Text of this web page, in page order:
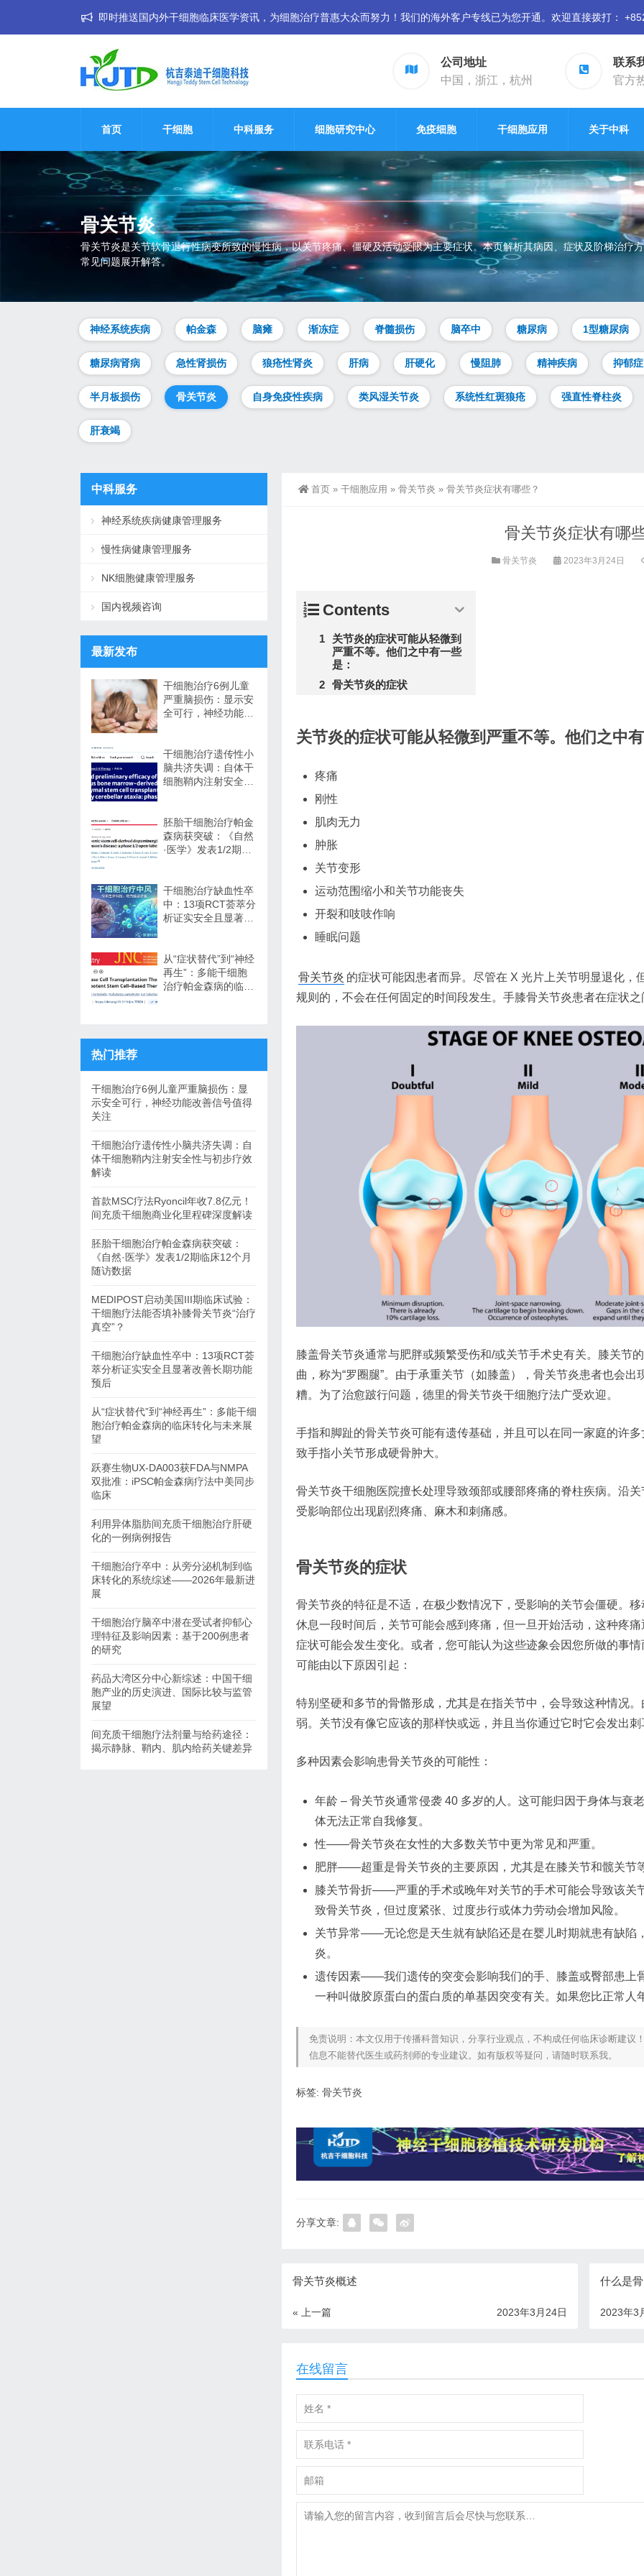
即时推送国内外干细胞临床医学资讯，为细胞治疗普惠大众而努力！我们的海外客户专线已为您开通。欢迎直接拨打：
公司地址
中国，浙江，杭州
联系
官方
首页 干细胞 中科服务 细胞研究中心 免疫细胞 干细胞应用 关于中科
骨关节炎
骨关节炎是关节软骨退行性病变所致的慢性病，以关节疼痛、僵硬及活动受限为主要症状。本页解析其病因、症状及阶梯治疗
常见问题展开解答。
神经系统疾病 帕金森 脑瘫 渐冻症 脊髓损伤 脑卒中 糖尿病 1型糖尿病
糖尿病肾病 急性肾损伤 狼疮性肾炎 肝病 肝硬化 慢阻肺 精神疾病 抑郁症
半月板损伤 骨关节炎 自身免疫性疾病 类风湿关节炎 系统性红斑狼疮 强直性脊柱炎
肝衰竭
首页 » 干细胞应用 » 骨关节炎 » 骨关节炎症状有哪些？
骨关节炎症状有哪
骨关节炎 2023年3月24日
Contents
关节炎的症状可能从轻微到
严重不等。他们之中有一些
是：
骨关节炎的症状
关节炎的症状可能从轻微到严重不等。他们之中
疼痛
刚性
肌肉无力
肿胀
关节变形
运动范围缩小和关节功能丧失
开裂和吱吱作响
睡眠问题
骨关节炎 的症状可能因患者而异。尽管在 X 光片上关节明显退化
规则的，不会在任何固定的时间段发生。手膝骨关节炎患者在症状
膝盖骨关节炎通常与肥胖或频繁受伤和/或关节手术史有关。膝关节
曲，称为“罗圈腿”。由于承重关节（如膝盖），骨关节炎患者也会
糟。为了治愈跛行问题，德里的骨关节炎干细胞疗法广受欢迎。
手指和脚趾的骨关节炎可能有遗传基础，并且可以在同一家庭的许
致手指小关节形成硬骨肿大。
骨关节炎干细胞医院擅长处理导致颈部或腰部疼痛的脊柱疾病。沿
受影响部位出现剧烈疼痛、麻木和刺痛感。
骨关节炎的症状
骨关节炎的特征是不适，在极少数情况下，受影响的关节会僵硬。
休息一段时间后，关节可能会感到疼痛，但一旦开始活动，这种疼
症状可能会发生变化。或者，您可能认为这些迹象会因您所做的事
可能由以下原因引起：
特别坚硬和多节的骨骼形成，尤其是在指关节中，会导致这种情况
弱。关节没有像它应该的那样快或远，并且当你通过它时它会发出
多种因素会影响患骨关节炎的可能性：
年龄 – 骨关节炎通常侵袭 40 多岁的人。这可能归因于身体与衰
体无法正常自我修复。
性——骨关节炎在女性的大多数关节中更为常见和严重。
肥胖——超重是骨关节炎的主要原因，尤其是在膝关节和髋关节
膝关节骨折——严重的手术或晚年对关节的手术可能会导致该关
致骨关节炎，但过度紧张、过度步行或体力劳动会增加风险。
关节异常——无论您是天生就有缺陷还是在婴儿时期就患有缺陷
炎。
遗传因素——我们遗传的突变会影响我们的手、膝盖或臀部患上
一种叫做胶原蛋白的蛋白质的单基因突变有关。如果您比正常
免责说明：本文仅用于传播科普知识，分享行业观点，不构成任何临床诊断建议
信息不能替代医生或药剂师的专业建议。如有版权等疑问，请随时联系我。
标签: 骨关节炎
分享文章:
骨关节炎概述
« 上一篇 2023年3月24日
什么是
2023年3
在线留言
中科服务
神经系统疾病健康管理服务
慢性病健康管理服务
NK细胞健康管理服务
国内视频咨询
最新发布
干细胞治疗6例儿童
严重脑损伤：显示安
全可行，神经功能改
干细胞治疗遗传性小
脑共济失调：自体干
细胞鞘内注射安全性
胚胎干细胞治疗帕金
森病获突破：《自然
·医学》发表1/2期临
干细胞治疗缺血性卒
中：13项RCT荟萃分
析证实安全且显著改
从“症状替代”到“神经
再生”：多能干细胞
治疗帕金森病的临床
热门推荐
干细胞治疗6例儿童严重脑损伤：显
示安全可行，神经功能改善信号值得
关注
干细胞治疗遗传性小脑共济失调：自
体干细胞鞘内注射安全性与初步疗效
解读
首款MSC疗法Ryoncil年收7.8亿元！
间充质干细胞商业化里程碑深度解读
胚胎干细胞治疗帕金森病获突破：
《自然·医学》发表1/2期临床12个月
随访数据
MEDIPOST启动美国III期临床试验：
干细胞疗法能否填补膝骨关节炎“治疗
真空”？
干细胞治疗缺血性卒中：13项RCT荟
萃分析证实安全且显著改善长期功能
预后
从“症状替代”到“神经再生”：多能干细
胞治疗帕金森病的临床转化与未来展
望
跃赛生物UX-DA003获FDA与NMPA
双批准：iPSC帕金森病疗法中美同步
临床
利用异体脂肪间充质干细胞治疗肝硬
化的一例病例报告
干细胞治疗卒中：从旁分泌机制到临
床转化的系统综述——2026年最新进
展
干细胞治疗脑卒中潜在受试者抑郁心
理特征及影响因素：基于200例患者
的研究
药品大湾区分中心新综述：中国干细
胞产业的历史演进、国际比较与监管
展望
间充质干细胞疗法剂量与给药途径：
揭示静脉、鞘内、肌内给药关键差异